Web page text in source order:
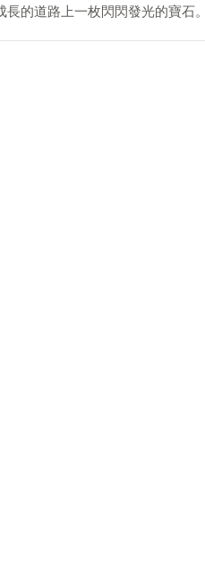
的道路上一枚閃閃發光的寶石。